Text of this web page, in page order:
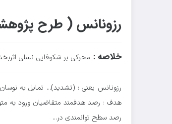
رزونانس ( طرح
خلاصه : محرکی بر شکوفایی نسلی
رزونانس یعنی : (تشدید)... تمایل به
هدف : رصد هدفمند متقاضیان ورود به
رصد سطح توانمندی در...